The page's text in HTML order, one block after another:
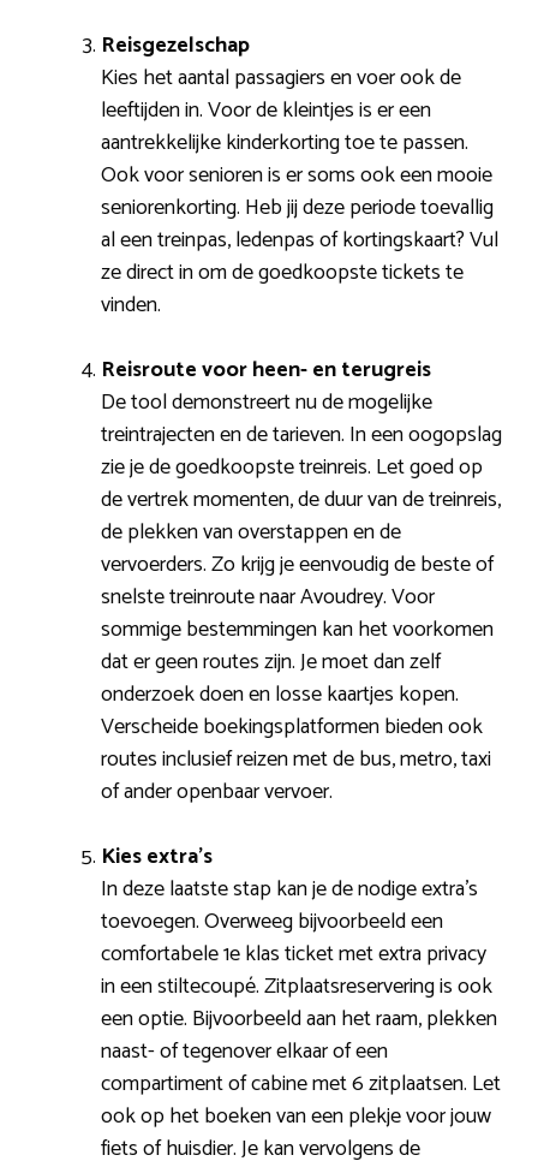
Reisgezelschap
Kies het aantal passagiers en voer ook de
leeftijden in. Voor de kleintjes is er een
aantrekkelijke kinderkorting toe te passen.
Ook voor senioren is er soms ook een mooie
seniorenkorting. Heb jij deze periode toevallig
al een treinpas, ledenpas of kortingskaart? Vul
ze direct in om de goedkoopste tickets te
vinden.
Reisroute voor heen- en terugreis
De tool demonstreert nu de mogelijke
treintrajecten en de tarieven. In een oogopslag
zie je de goedkoopste treinreis. Let goed op
de vertrek momenten, de duur van de treinreis,
de plekken van overstappen en de
vervoerders. Zo krijg je eenvoudig de beste of
snelste treinroute naar Avoudrey. Voor
sommige bestemmingen kan het voorkomen
dat er geen routes zijn. Je moet dan zelf
onderzoek doen en losse kaartjes kopen.
Verscheide boekingsplatformen bieden ook
routes inclusief reizen met de bus, metro, taxi
of ander openbaar vervoer.
Kies extra’s
In deze laatste stap kan je de nodige extra’s
toevoegen. Overweeg bijvoorbeeld een
comfortabele 1e klas ticket met extra privacy
in een stiltecoupé. Zitplaatsreservering is ook
een optie. Bijvoorbeeld aan het raam, plekken
naast- of tegenover elkaar of een
compartiment of cabine met 6 zitplaatsen. Let
ook op het boeken van een plekje voor jouw
fiets of huisdier. Je kan vervolgens de